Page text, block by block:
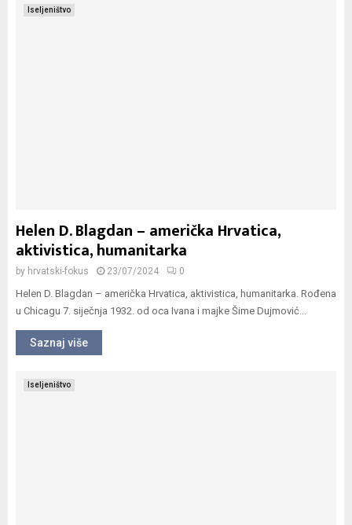
Iseljeništvo
Helen D. Blagdan – američka Hrvatica,
aktivistica, humanitarka
by hrvatski-fokus 23/07/2024 0
Helen D. Blagdan – američka Hrvatica, aktivistica, humanitarka. Rođena
u Chicagu 7. siječnja 1932. od oca Ivana i majke Šime Dujmović...
Saznaj više
Iseljeništvo